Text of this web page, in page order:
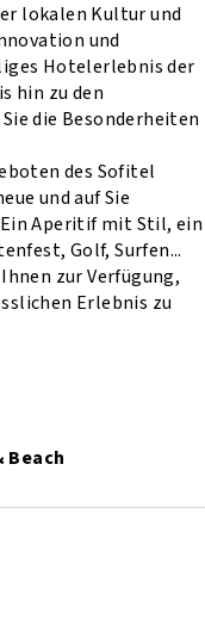
lokalen Kultur und
und
Hotelerlebnis der
hin zu den
die Besonderheiten
des Sofitel
und auf Sie
Aperitif mit Stil, ein
Golf, Surfen...
zur Verfügung,
Erlebnis zu
Beach